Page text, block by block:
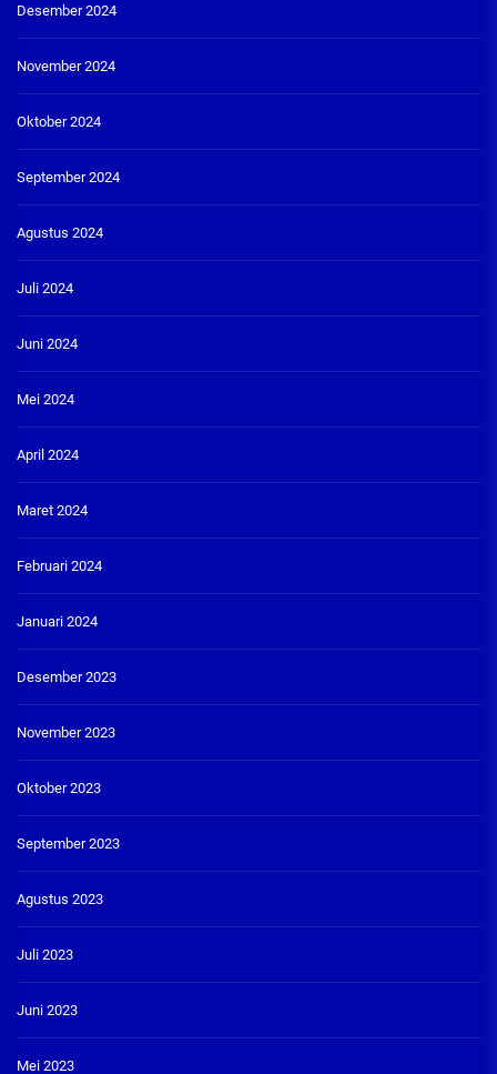
Desember 2024
November 2024
Oktober 2024
September 2024
Agustus 2024
Juli 2024
Juni 2024
Mei 2024
April 2024
Maret 2024
Februari 2024
Januari 2024
Desember 2023
November 2023
Oktober 2023
September 2023
Agustus 2023
Juli 2023
Juni 2023
Mei 2023